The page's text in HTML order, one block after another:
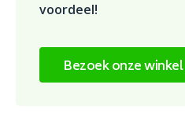
voordeel!
Bezoek onze winkel